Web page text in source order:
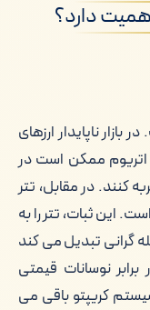
دارد؟
ناپایدار ارزهای
اتریوم ممکن است در
کنند. در مقابل، تتر
این ثبات، تتر را به
گرانی تبدیل می کند
نوسانات قیمتی
کریپتو باقی می